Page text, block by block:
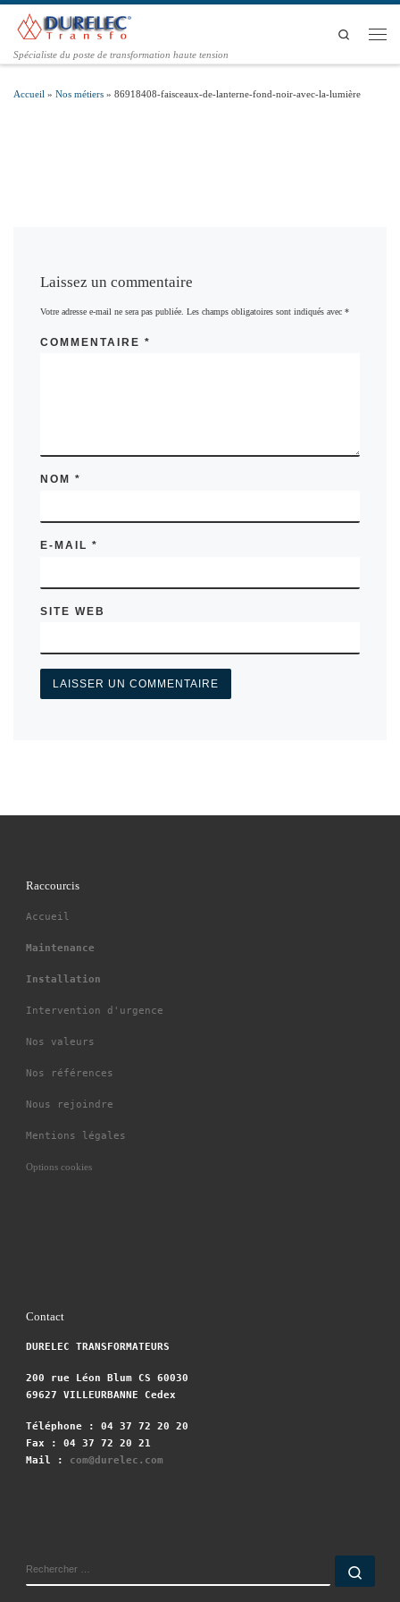
Passer au contenu
Spécialiste du poste de transformation haute tension
Search
Accueil » Nos métiers » 86918408-faisceaux-de-lanterne-fond-noir-avec-la-lumière
Laissez un commentaire
Votre adresse e-mail ne sera pas publiée. Les champs obligatoires sont indiqués avec *
COMMENTAIRE *
NOM *
E-MAIL *
SITE WEB
Raccourcis
Accueil
Maintenance
Installation
Intervention d'urgence
Nos valeurs
Nos références
Nous rejoindre
Mentions légales
Options cookies
Contact
DURELEC TRANSFORMATEURS
200 rue Léon Blum CS 60030
69627 VILLEURBANNE Cedex
Téléphone : 04 37 72 20 20
Fax : 04 37 72 20 21
Mail :
com@durelec.com
RECHERCHER